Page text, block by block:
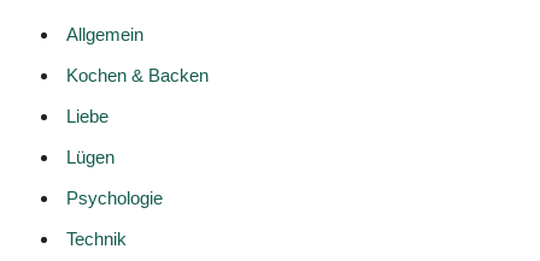
Allgemein
Kochen & Backen
Liebe
Lügen
Psychologie
Technik